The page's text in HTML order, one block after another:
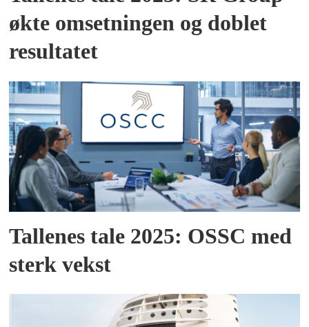
økte omsetningen og doblet
resultatet
Tallenes tale 2025: OSSC med
sterk vekst